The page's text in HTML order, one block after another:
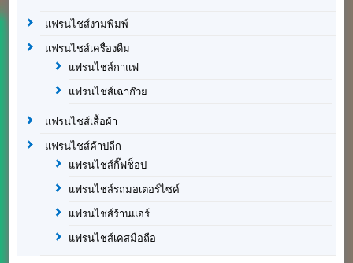
แฟรนไชส์งามพิมพ์
แฟรนไชส์เครื่องดื่ม
แฟรนไชส์กาแฟ
แฟรนไชส์เฉาก๊วย
แฟรนไชส์เสื้อผ้า
แฟรนไชส์ค้าปลีก
แฟรนไชส์กิ๊ฟช็อป
แฟรนไชส์รถมอเตอร์ไซค์
แฟรนไชส์ร้านแอร์
แฟรนไชส์เคสมือถือ